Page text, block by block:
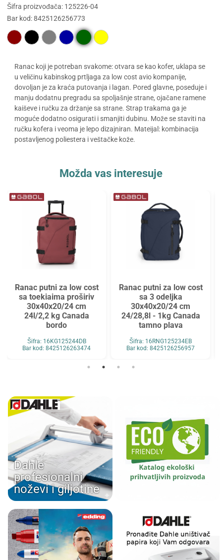
Šifra proizvođača: 125226-04
Bar kod: 8425126256773
Ranac koji je potreban svakome: otvara se kao kofer, uklapa se
u veličinu kabinskog prtljaga za low cost avio kompanije,
dovoljan je za kraća putovanja i lagan. Pored glavne, poseduje i
manju dodatnu pregradu sa spoljašnje strane, ojačane ramene
kaiševe i ručku za držanje sa strane. Strap trakama ga je
moguće dodatno osigurati i smanjiti dubinu. Može se staviti na
ručku kofera i veoma je lepo dizajniran. Mateijal: kombinacija
postavljenog poliestera i veštačke kože.
Možda vas interesuje
Ranac putni za low cost
sa toekiaima proširiv
30x40x20/24 cm
24l/2,2 kg Canada
bordo
Šifra: 16KG125244DB
Bar kod: 8425126263474
Ranac putni za low cost
sa 3 odeljka
30x40x20/24 cm
24/28,8l - 1kg Canada
tamno plava
Šifra: 16RNG125234EB
Bar kod: 8425126256957
Dahle
profesionalni
noževi i giljotine